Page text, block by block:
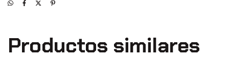
Productos similares